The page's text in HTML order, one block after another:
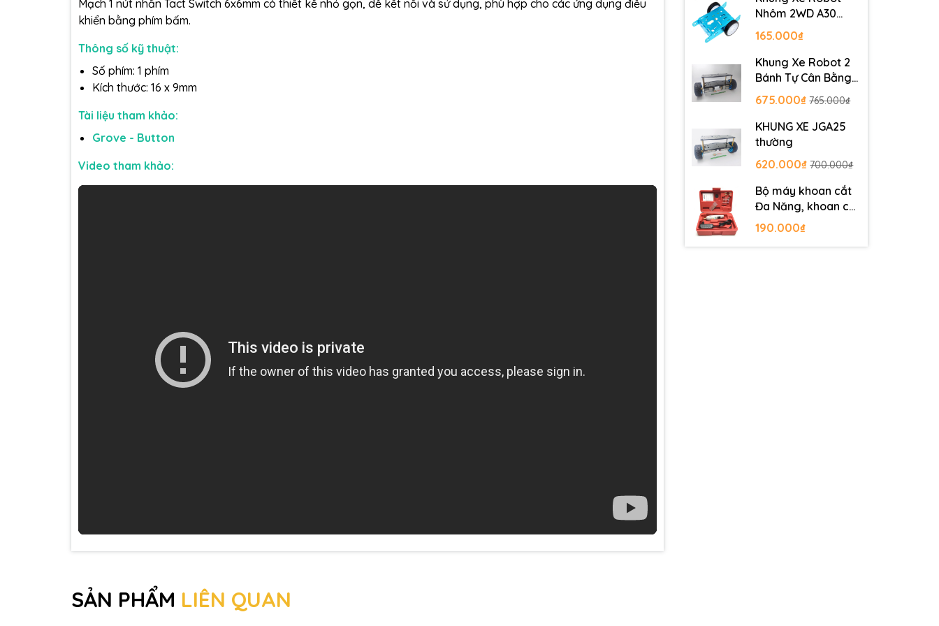
Mạch 1 nút nhấn Tact Switch 6x6mm có thiết kế nhỏ gọn, dễ kết nối và sử dụng, phù hợp cho các ứng dụng điều
khiển bằng phím bấm.
Thông số kỹ thuật:
Số phím: 1 phím
Kích thước: 16 x 9mm
Tài liệu tham khảo:
Grove - Button
Video tham khảo:
Nhôm 2WD A30
Metal Robot
Chassis
165.000₫
Khung Xe Robot 2
Bánh Tự Cân Bằng
JGB37-520
675.000₫ 765.000₫
KHUNG XE JGA25
thường
620.000₫ 700.000₫
Bộ máy khoan cắt
Đa Năng, khoan cắt
PCB, khoan mạch
190.000₫
SẢN PHẨM LIÊN QUAN